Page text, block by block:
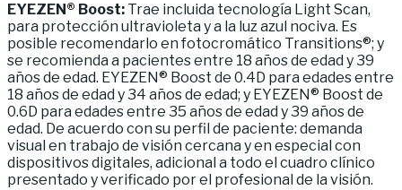
EYEZEN® Boost: Trae incluida tecnología Light Scan,
para protección ultravioleta y a la luz azul nociva. Es
posible recomendarlo en fotocromático Transitions®; y
se recomienda a pacientes entre 18 años de edad y 39
años de edad. EYEZEN® Boost de 0.4D para edades entre
18 años de edad y 34 años de edad; y EYEZEN® Boost de
0.6D para edades entre 35 años de edad y 39 años de
edad. De acuerdo con su perfil de paciente: demanda
visual en trabajo de visión cercana y en especial con
dispositivos digitales, adicional a todo el cuadro clínico
presentado y verificado por el profesional de la visión.